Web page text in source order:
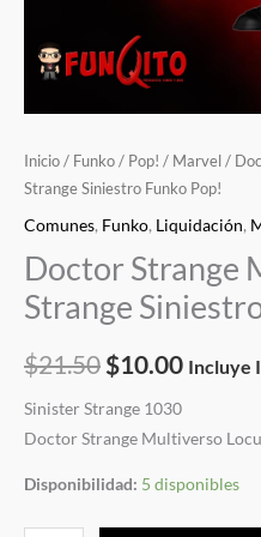
Inicio / Funko / Pop! / Marvel /
Strange Siniestro Funko Pop!
Comunes, Funko, Liquidación,
Doctor Strange
Strange
$21.50 $10.00 Incluye
Sinister Strange 1030
Doctor Strange Multiverso
Disponibilidad: 5 disponibles